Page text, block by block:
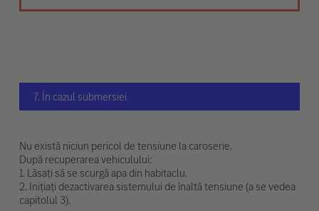
7. În cazul submersiei
Nu există niciun pericol de tensiune la caroserie.
După recuperarea vehiculului:
1. Lăsați să se scurgă apa din habitaclu.
2. Inițiați dezactivarea sistemului de înaltă tensiune (a se vedea
capitolul 3).